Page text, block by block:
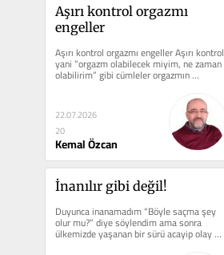
Aşırı kontrol orgazmı
engeller
Aşırı kontrol orgazmı engeller Aşırı kontrol
yani “orgazm olabilecek miyim, ne zaman
olabilirim” gibi cümleler orgazmın
önündeki en...
22.07.2026
20
Kemal Özcan
İnanılır gibi değil!
Duyunca inanamadım “Böyle saçma şey
olur mu?” diye söylendim ama sonra
ülkemizde yaşanan bir sürü acayip olay
aklıma gelince “Burası...